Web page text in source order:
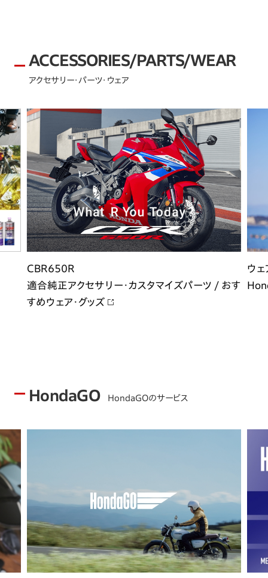
ACCESSORIES/PARTS/WEAR
アクセサリー・パーツ・ウェア
CBR650R
適合純正アクセサリー・カスタマイズパーツ / おす
すめウェア・グッズ
ウェ
HondaGO HondaGOのサービス